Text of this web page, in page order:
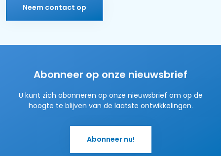
Neem contact op
Abonneer op onze nieuwsbrief
U kunt zich abonneren op onze nieuwsbrief om op de
hoogte te blijven van de laatste ontwikkelingen.
Abonneer nu!